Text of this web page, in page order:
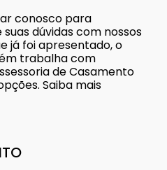
conosco para
dúvidas com nossos
já foi apresentado, o
trabalha com
de Casamento
Saiba mais